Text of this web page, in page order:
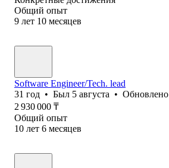
Общий опыт
9 лет 10 месяцев
Software Engineer/Tech. lead
31 год • Был 5 августа • Обновлено
2 930 000 ₸
Общий опыт
10 лет 6 месяцев